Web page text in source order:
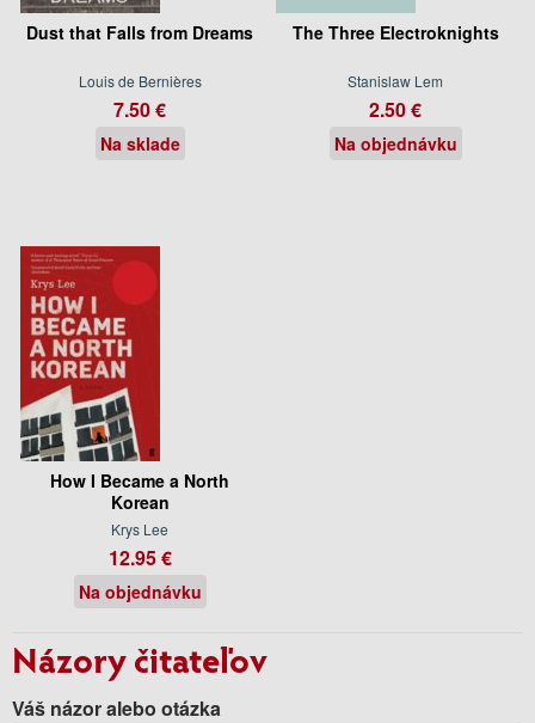
Dust that Falls from Dreams
Louis de Bernières
7.50 €
Na sklade
The Three Electroknights
Stanislaw Lem
2.50 €
Na objednávku
How I Became a North
Korean
Krys Lee
12.95 €
Na objednávku
Názory čitateľov
Váš názor alebo otázka